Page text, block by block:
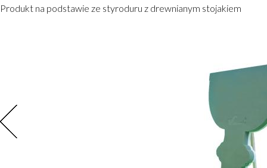
Produkt na podstawie ze styroduru z drewnianym stojakiem